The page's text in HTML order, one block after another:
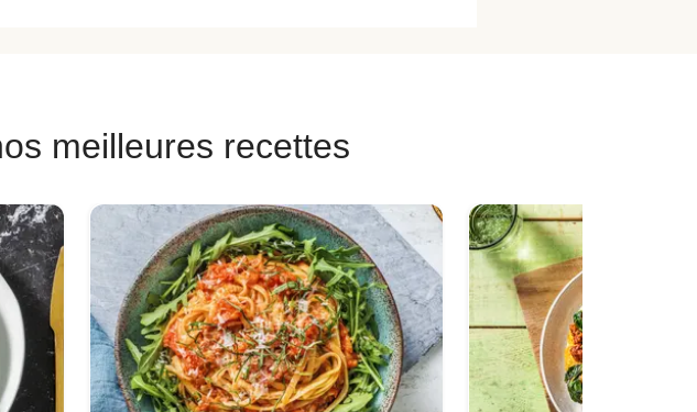
meilleures recettes